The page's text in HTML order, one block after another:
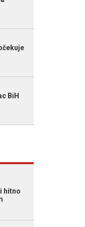
BiH
hitno